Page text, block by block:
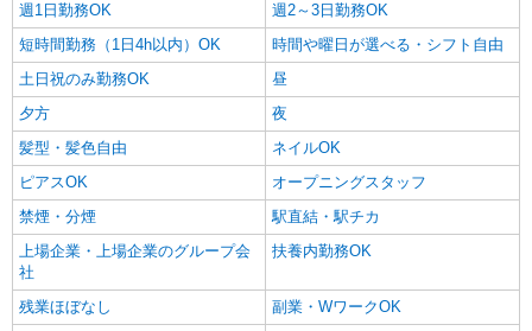
週1日勤務OK
週2～3日勤務OK
短時間勤務（1日4h以内）OK
時間や曜日が選べる・シフト自由
土日祝のみ勤務OK
昼
夕方
夜
髪型・髪色自由
ネイルOK
ピアスOK
オープニングスタッフ
禁煙・分煙
駅直結・駅チカ
上場企業・上場企業のグループ会
社
扶養内勤務OK
残業ほぼなし
副業・WワークOK